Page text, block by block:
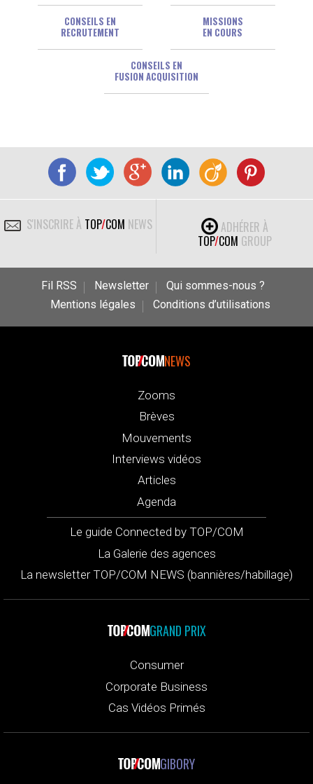
CONSEILS EN
RECRUTEMENT
MISSIONS
EN COURS
CONSEILS EN
FUSION ACQUISITION
S'INSCRIRE À TOP/COM NEWS
ADHÉRER À
TOP/COM GROUP
Fil RSS Newsletter
Qui sommes-nous ?
Mentions légales
Conditions d’utilisations
NEWS
Zooms
Brèves
Mouvements
Interviews vidéos
Articles
Agenda
Le guide Connected by TOP/COM
La Galerie des agences
La newsletter TOP/COM NEWS (bannières/habillage)
GRAND PRIX
Consumer
Corporate Business
Cas Vidéos Primés
GIBORY